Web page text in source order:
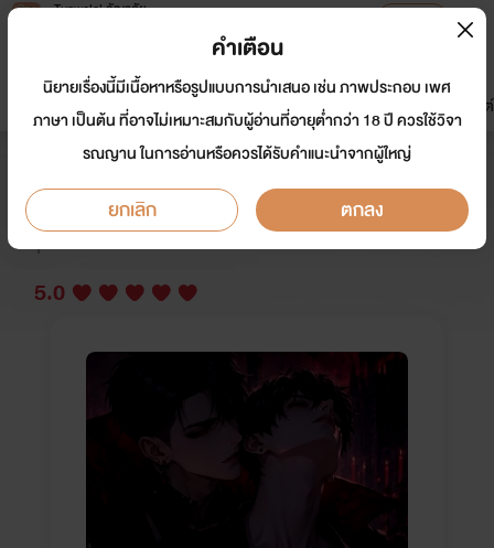
Tunwalai ธัญวลัย
หน้าแรก นิยาย อีบุ๊ก การ์ตูน
มาใหม่
ดรีมแชท ธัญลิสต์
Vamps : 7 ตราบาป คำสาปแวมไพร์
นักเขียน: Tiara ME
Y
5.0
คำเตือน
นิยายเรื่องนี้มีเนื้อหาหรือรูปแบบการนำเสนอ เช่น ภาพประกอบ เพศ
ภาษา เป็นต้น ที่อาจไม่เหมาะสมกับผู้อ่านที่อายุต่ำกว่า 18 ปี ควรใช้วิจา
รณญาน ในการอ่านหรือควรได้รับคำแนะนำจากผู้ใหญ่
ยกเลิก ตกลง